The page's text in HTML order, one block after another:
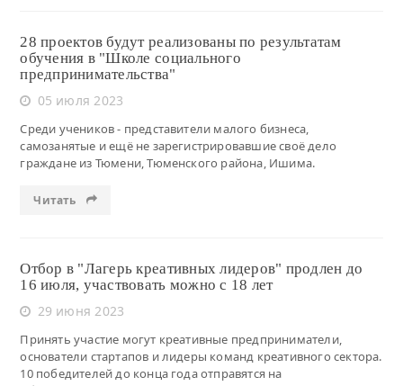
28 проектов будут реализованы по результатам
обучения в "Школе социального
предпринимательства"
05 июля 2023
Среди учеников - представители малого бизнеса,
самозанятые и ещё не зарегистрировавшие своё дело
граждане из Тюмени, Тюменского района, Ишима.
Читать
Отбор в "Лагерь креативных лидеров" продлен до
16 июля, участвовать можно с 18 лет
29 июня 2023
Принять участие могут креативные предприниматели,
основатели стартапов и лидеры команд креативного сектора.
10 победителей до конца года отправятся на